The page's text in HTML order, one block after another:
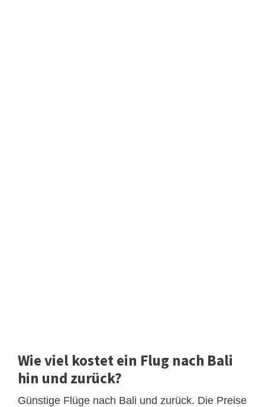
Wie viel kostet ein Flug nach Bali
hin und zurück?
Günstige Flüge nach Bali und zurück. Die Preise